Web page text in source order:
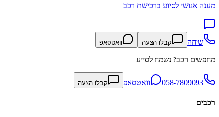
מענה אנושי לסיוע ברכישת רכב
שיחה קבלו הצעה וואטסאפ
מחפשים רכב? נשמח לסייע
058-7809093 וואטסאפ קבלו הצעה
רכבים